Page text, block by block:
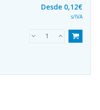
Desde 0,12€
s/IVA